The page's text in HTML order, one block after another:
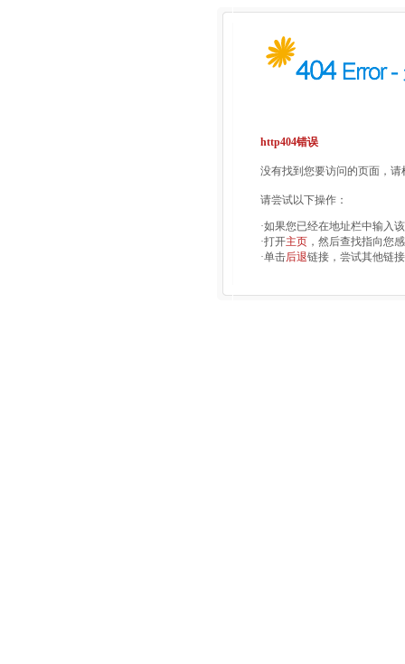
http404错误
没有找到您要访问的页面，
请尝试以下操作：
·如果您已经在地址栏中输入
·打开主页 ，然后查找指向您
·单击后退链接，尝试其他链